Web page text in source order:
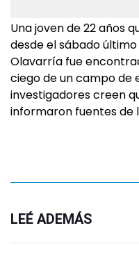
Una joven de 22 años
desde el sábado
Olavarría fue
ciego de un campo de
investigadores creen
informaron fuentes de
LEÉ ADEMÁS